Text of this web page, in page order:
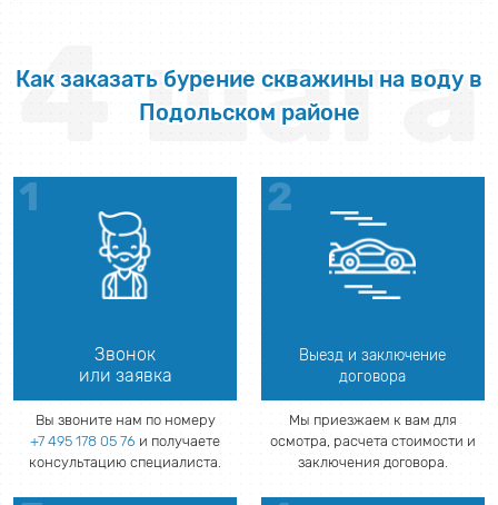
Как заказать бурение скважины на воду в
Подольском районе
4 шага
Звонок
или заявка
Вы звоните нам по номеру
+7 495 178 05 76 и получаете
консультацию специалиста.
Выезд и заключение
договора
Мы приезжаем к вам для
осмотра, расчета стоимости и
заключения договора.